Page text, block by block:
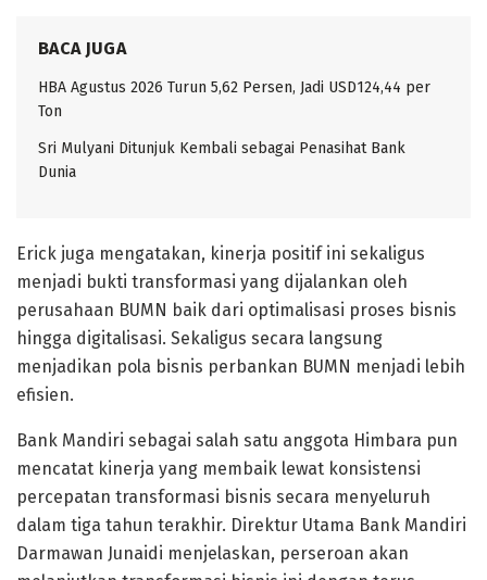
BACA JUGA
HBA Agustus 2026 Turun 5,62 Persen, Jadi USD124,44 per
Ton
Sri Mulyani Ditunjuk Kembali sebagai Penasihat Bank
Dunia
Erick juga mengatakan, kinerja positif ini sekaligus
menjadi bukti transformasi yang dijalankan oleh
perusahaan BUMN baik dari optimalisasi proses bisnis
hingga digitalisasi. Sekaligus secara langsung
menjadikan pola bisnis perbankan BUMN menjadi lebih
efisien.
Bank Mandiri sebagai salah satu anggota Himbara pun
mencatat kinerja yang membaik lewat konsistensi
percepatan transformasi bisnis secara menyeluruh
dalam tiga tahun terakhir. Direktur Utama Bank Mandiri
Darmawan Junaidi menjelaskan, perseroan akan